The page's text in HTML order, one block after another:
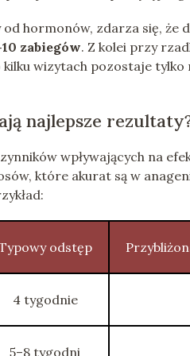
hormonów, zdarza się, że
zabiegów. Z kolei przy
wizytach pozostaje tylko
najlepsze
wpływających na
które akurat są w
odstęp
4 tygodnie
5–8 tygodni